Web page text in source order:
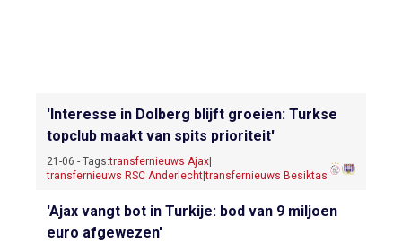
'Interesse in Dolberg blijft groeien: Turkse
topclub maakt van spits prioriteit'
21-06 - Tags:transfernieuws Ajax
transfernieuws RSC Anderlecht|transfernieuws Besiktas
'Ajax vangt bot in Turkije: bod van 9 miljoen
euro afgewezen'